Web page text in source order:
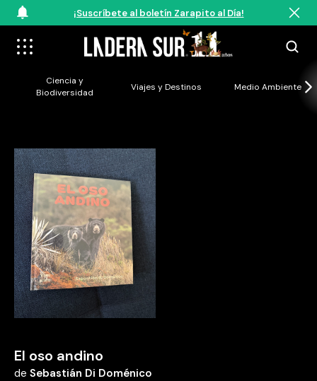
¡Suscríbete al boletín Zarapito al Día!
Ciencia y
Biodiversidad
Viajes y Destinos Medio Ambiente
El oso andino
de Sebastián Di Doménico